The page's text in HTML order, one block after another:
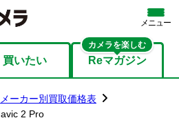
メニュー
買いたい Reマガジン
カメラを楽しむ
メーカー別買取価格表
2 Pro